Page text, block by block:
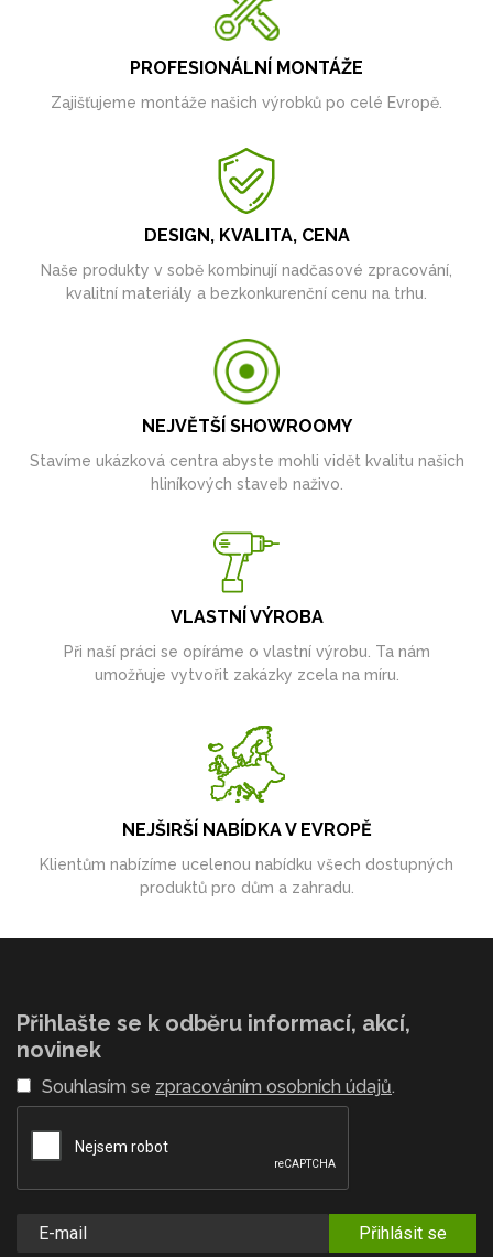
PROFESIONÁLNÍ MONTÁŽE
Zajišťujeme montáže našich výrobků po celé Evropě.
DESIGN, KVALITA, CENA
Naše produkty v sobě kombinují nadčasové zpracování,
kvalitní materiály a bezkonkurenční cenu na trhu.
NEJVĚTŠÍ SHOWROOMY
Stavíme ukázková centra abyste mohli vidět kvalitu našich
hliníkových staveb naživo.
VLASTNÍ VÝROBA
Při naší práci se opíráme o vlastní výrobu. Ta nám
umožňuje vytvořit zakázky zcela na míru.
NEJŠIRŠÍ NABÍDKA V EVROPĚ
Klientům nabízíme ucelenou nabídku všech dostupných
produktů pro dům a zahradu.
Přihlašte se k odběru informací, akcí,
novinek
Souhlasím se zpracováním osobních údajů.
Přihlásit se